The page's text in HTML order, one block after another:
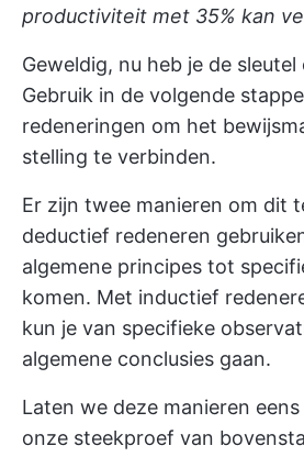
productiviteit met 35% kan
Geweldig, nu heb je de
Gebruik in de volgende
redeneringen om het
stelling te verbinden.
Er zijn twee manieren om dit
deductief redeneren
algemene principes tot
komen. Met inductief
kun je van specifieke
algemene conclusies gaan.
Laten we deze manieren
onze steekproef van